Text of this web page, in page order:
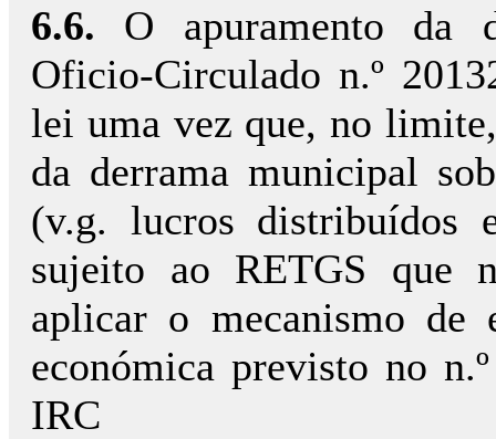
6.6. O apuramento da
Oficio-Circulado n.º
lei uma vez que, no
da derrama municipal
(v.g. lucros distribuídos
sujeito ao RETGS que
aplicar o mecanismo de
económica previsto no
IRC